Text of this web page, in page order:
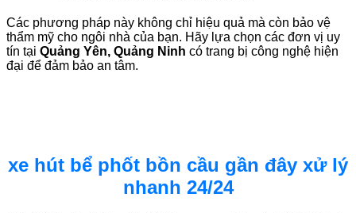
Các phương pháp này không chỉ hiệu quả mà còn bảo vệ
thẩm mỹ cho ngôi nhà của bạn. Hãy lựa chọn các đơn vị uy
tín tại Quảng Yên, Quảng Ninh có trang bị công nghệ hiện
đại để đảm bảo an tâm.
xe hút bể phốt bồn cầu gần đây xử lý
nhanh 24/24